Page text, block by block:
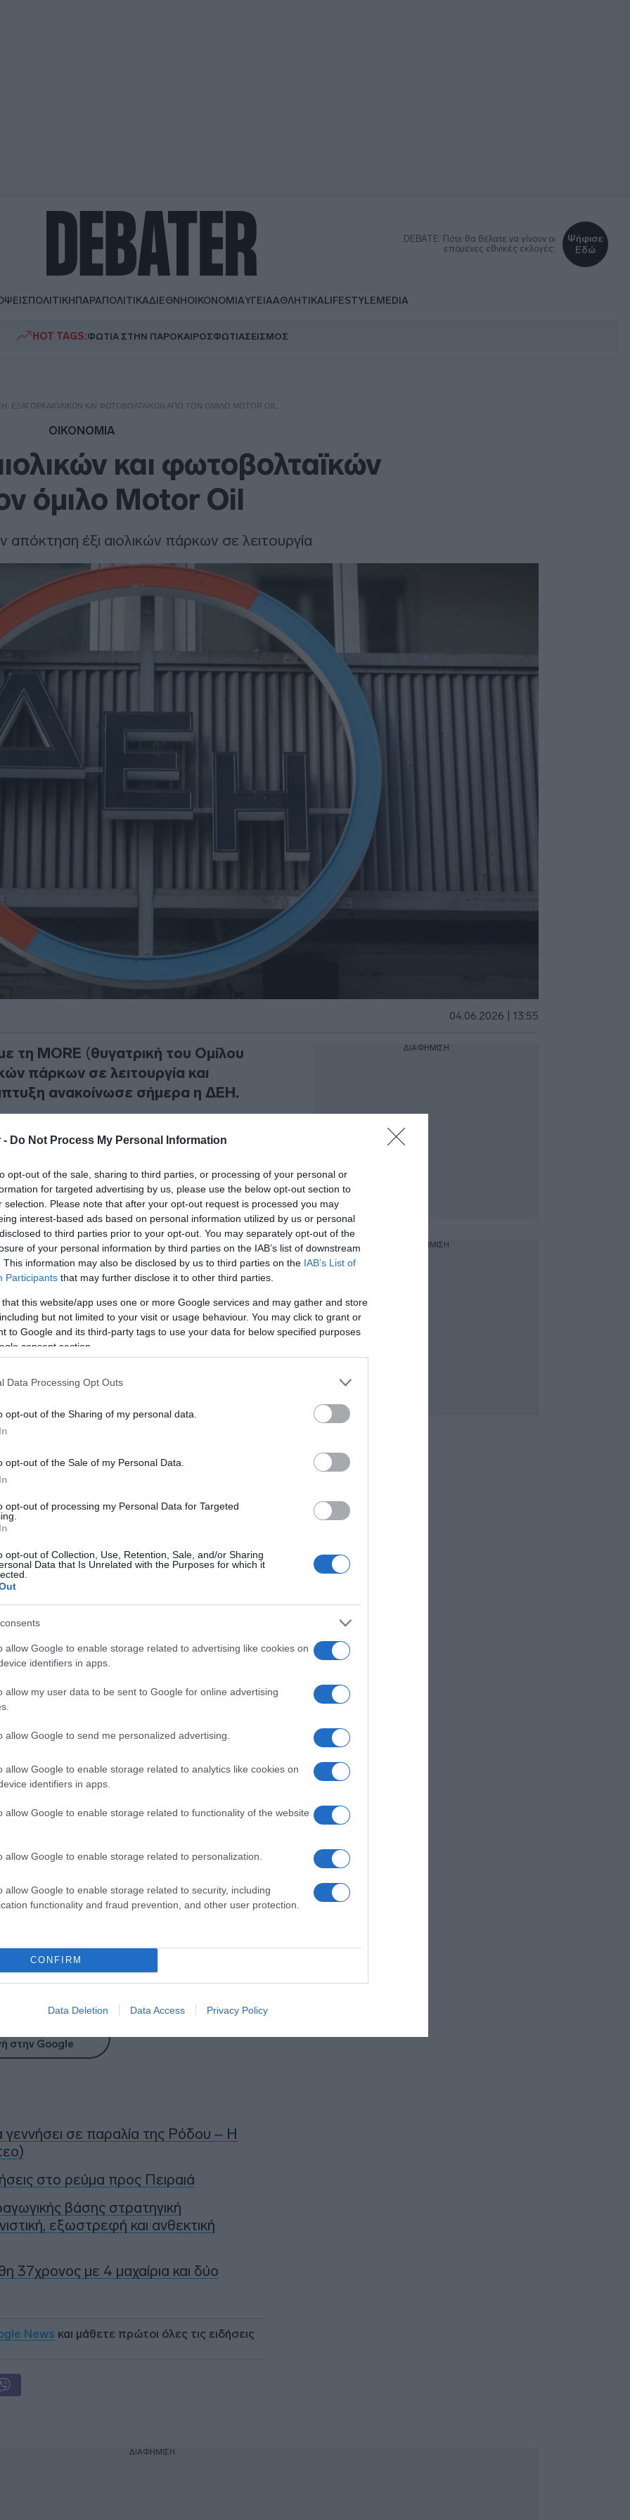
- Do Not Process My Personal Information
opt-out of the sale, sharing to third parties, or processing of your personal or
for targeted advertising by us, please use the below opt-out section to
selection. Please note that after your opt-out request is processed you may
interest-based ads based on personal information utilized by us or personal
to third parties prior to your opt-out. You may separately opt-out of the
of your personal information by third parties on the IAB’s list of downstream
This information may also be disclosed by us to third parties on the IAB’s List of
Participants that may further disclose it to other third parties.
that this website/app uses one or more Google services and may gather and store
but not limited to your visit or usage behaviour. You may click to grant or
to Google and its third-party tags to use your data for below specified purposes
consent section.
Data Processing Opt Outs
opt-out of the Sharing of my personal data.
opt-out of the Sale of my Personal Data.
opt-out of processing my Personal Data for Targeted
opt-out of Collection, Use, Retention, Sale, and/or Sharing
Data that Is Unrelated with the Purposes for which it
allow Google to enable storage related to advertising like cookies on
identifiers in apps.
allow my user data to be sent to Google for online advertising
allow Google to send me personalized advertising.
allow Google to enable storage related to analytics like cookies on
identifiers in apps.
allow Google to enable storage related to functionality of the website
allow Google to enable storage related to personalization.
allow Google to enable storage related to security, including
functionality and fraud prevention, and other user protection.
CONFIRM
Data Deletion Data Access Privacy Policy
DEBATE: Πότε θα θέλατε να γίνουν οι
επόμενες εθνικές εκλογές;
Ψήφισε
Εδώ
ΠΟΛΙΤΙΚΗΠΑΡΑΠΟΛΙΤΙΚΑΔΙΕΘΝΗΟΙΚΟΝΟΜΙΑΥΓΕΙΑΑΘΛΗΤΙΚΑLIFESTYLEMEDIA
HOT TAGS:ΦΩΤΙΑ ΣΤΗΝ ΠΑΡΟΚΑΙΡΟΣΦΩΤΙΑΣΕΙΣΜΟΣ
ΕΞΑΓΟΡΆ ΑΙΟΛΙΚΏΝ ΚΑΙ ΦΩΤΟΒΟΛΤΑΪΚΏΝ ΑΠΌ ΤΟΝ ΌΜΙΛΟ MOTOR OIL
ΟΙΚΟΝΟΜΙΑ
και φωτοβολταϊκών
όμιλο Motor Oil
έξι αιολικών πάρκων σε λειτουργία
04.06.2026 | 13:55
τη MORE (θυγατρική του Ομίλου
πάρκων σε λειτουργία και
ανακοίνωσε σήμερα η ΔΕΗ.
αιολικών πάρκων σε λειτουργία
ισχύος 107,1 MWστις εξής
συνολικής ισχύος 43,2 MW
συνολικής ισχύος 3,5 MW
συνολικής ισχύος 22 MW
Φωκίδα, συνολικής ισχύος 19,2 MW
συνολικής ισχύος 9,6 MW
συνολικής ισχύος 9,6 MW
συνολικά 12 Εταιρειών Ειδικού
ισάριθμα φωτοβολταϊκά πάρκα στην
1.175 MW, στα οποία ο Όμιλος ΔΕΗ
θα κατέχει το 100% των εν λόγω
αιολικών πάρκων και των
βήμα στην ανάπτυξη του
οργανικά όσο και μέσω
και τη Νοτιοανατολική Ευρώπη. Η
του στόχου του Ομίλου ΔΕΗ για έργα
ισχύος 19 GW έως το 2030»,
στην Google
γεννήσει σε παραλία της Ρόδου – Η
στο ρεύμα προς Πειραιά
βάσης στρατηγική
εξωστρεφή και ανθεκτική
37χρονος με 4 μαχαίρια και δύο
News και μάθετε πρώτοι όλες τις ειδήσεις
ΔΙΑΦΗΜΙΣΗ
ΔΙΑΦΗΜΙΣΗ
ΔΙΑΦΗΜΙΣΗ